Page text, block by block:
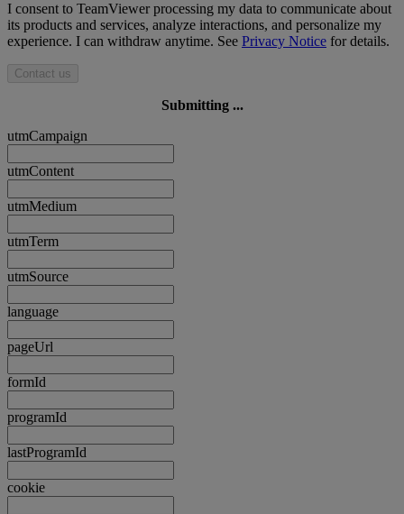
I consent to TeamViewer processing my data to communicate about
its products and services, analyze interactions, and personalize my
experience. I can withdraw anytime. See Privacy Notice for details.
Contact us
Submitting ...
utmCampaign
utmContent
utmMedium
utmTerm
utmSource
language
pageUrl
formId
programId
lastProgramId
cookie